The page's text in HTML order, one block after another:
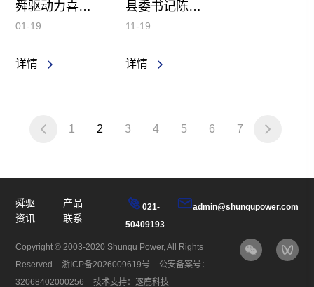
舜驱动力喜获上汽集团“协同合作杰出奖” —— 以卓越保障能力赢得客户高度赞誉
01-19
详情
县委书记陈洪莅临舜驱动力浙江工厂调研 勉励企业把握机遇做大做强
11-19
详情
1 2 3 4 5 6 7
舜驱
产品
资讯
联系
021-
50409193
admin@shunqupower.com
Copyright © 2003-2020 Shunqu Power, All Rights
Reserved
浙ICP备2026009619号
公安备案号：
32068402000256
技术支持：逐鹿科技